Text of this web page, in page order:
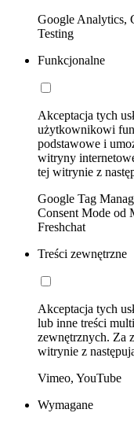
Google Analytics,
Testing
Funkcjonalne
Akceptacja tych
użytkownikowi
podstawowe i
witryny
tej witrynie z
Google Tag
Consent Mode od
Freshchat
Treści zewnętrzne
Akceptacja tych
lub inne treści
zewnętrznych. Za
witrynie z
Vimeo, YouTube
Wymagane